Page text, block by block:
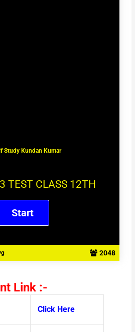
2048
Study Kundan Kumar
TEST CLASS 12TH
Link :-
Click Here